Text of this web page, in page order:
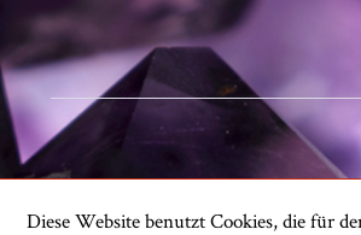
Diese Website benutzt Cookies, die für